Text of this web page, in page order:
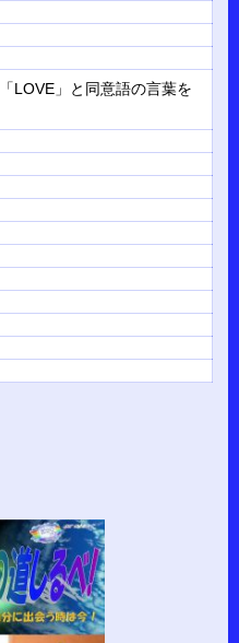
LOVE」と同意語の言葉を